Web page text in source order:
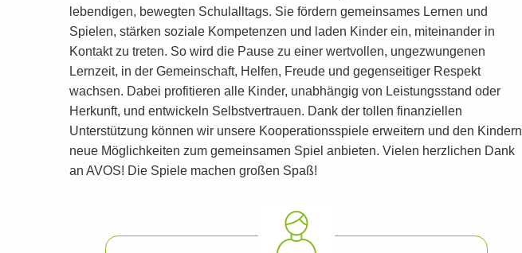
lebendigen, bewegten Schulalltags. Sie fördern gemeinsames Lernen und
Spielen, stärken soziale Kompetenzen und laden Kinder ein, miteinander in
Kontakt zu treten. So wird die Pause zu einer wertvollen, ungezwungenen
Lernzeit, in der Gemeinschaft, Helfen, Freude und gegenseitiger Respekt
wachsen. Dabei profitieren alle Kinder, unabhängig von Leistungsstand oder
Herkunft, und entwickeln Selbstvertrauen. Dank der tollen finanziellen
Unterstützung können wir unsere Kooperationsspiele erweitern und den Kindern
neue Möglichkeiten zum gemeinsamen Spiel anbieten. Vielen herzlichen Dank
an AVOS! Die Spiele machen großen Spaß!